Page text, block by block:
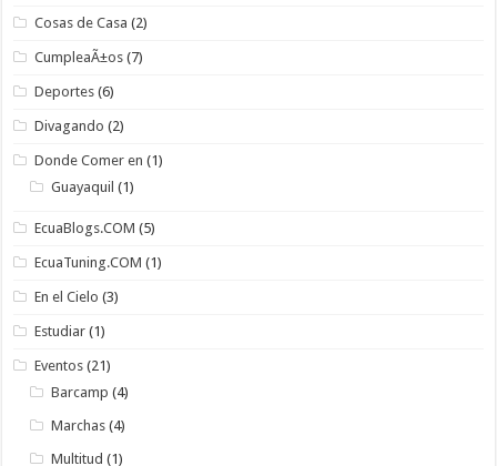
Cosas de Casa (2)
CumpleaÃ±os (7)
Deportes (6)
Divagando (2)
Donde Comer en (1)
Guayaquil (1)
EcuaBlogs.COM (5)
EcuaTuning.COM (1)
En el Cielo (3)
Estudiar (1)
Eventos (21)
Barcamp (4)
Marchas (4)
Multitud (1)